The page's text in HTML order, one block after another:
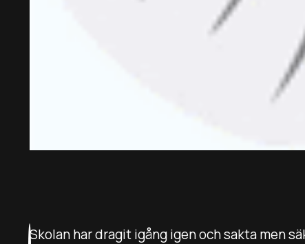
Skolan har dragit igång igen och sakta men